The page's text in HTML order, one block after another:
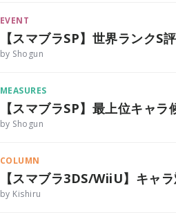
EVENT
【スマブラSP】世界ランク
by Shogun
MEASURES
【スマブラSP】最上位キャ
by Shogun
COLUMN
【スマブラ3DS/WiiU】キャ
by Kishiru